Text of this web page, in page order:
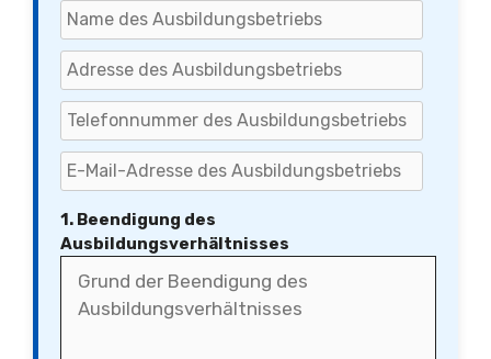
1. Beendigung des
Ausbildungsverhältnisses